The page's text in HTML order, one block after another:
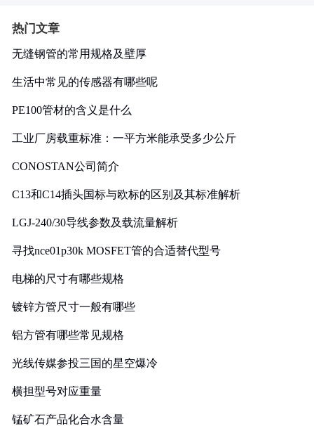
热门文章
无缝钢管的常用规格及壁厚
生活中常见的传感器有哪些呢
PE100管材的含义是什么
工业厂房载重标准：一平方米能承受多少公斤
CONOSTAN公司简介
C13和C14插头国标与欧标的区别及其标准解析
LGJ-240/30导线参数及载流量解析
寻找nce01p30k MOSFET管的合适替代型号
电梯的尺寸有哪些规格
镀锌方管尺寸一般有哪些
铝方管有哪些常见规格
光线传媒参投三国的星空爆冷
横担型号对应重量
锰矿石产品化合水含量